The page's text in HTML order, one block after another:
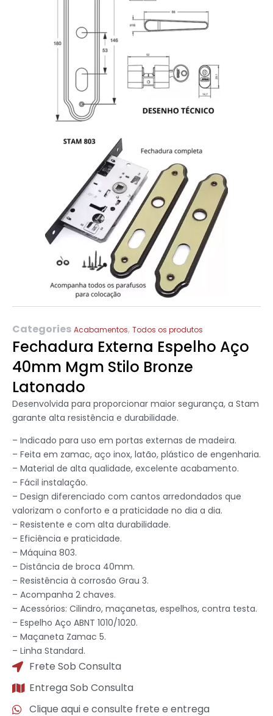
Categories Acabamentos, Todos os produtos
Fechadura Externa Espelho Aço
40mm Mgm Stilo Bronze
Latonado
Desenvolvida para proporcionar maior segurança, a Stam
garante alta resistência e durabilidade.
– Indicado para uso em portas externas de madeira.
– Feita em zamac, aço inox, latão, plástico de engenharia.
– Material de alta qualidade, excelente acabamento.
– Fácil instalação.
– Design diferenciado com cantos arredondados que
valorizam o conforto e a praticidade no dia a dia.
– Resistente e com alta durabilidade.
– Eficiência e praticidade.
– Máquina 803.
– Distância de broca 40mm.
– Resistência à corrosão Grau 3.
– Acompanha 2 chaves.
– Acessórios: Cilindro, maçanetas, espelhos, contra testa.
– Espelho Aço ABNT 1010/1020.
– Maçaneta Zamac 5.
– Linha Standard.
Frete Sob Consulta
Entrega Sob Consulta
Clique aqui e consulte frete e entrega